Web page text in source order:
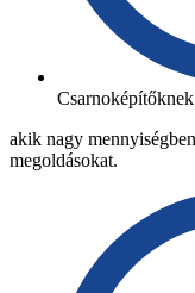
akik nagy
megoldásokat.